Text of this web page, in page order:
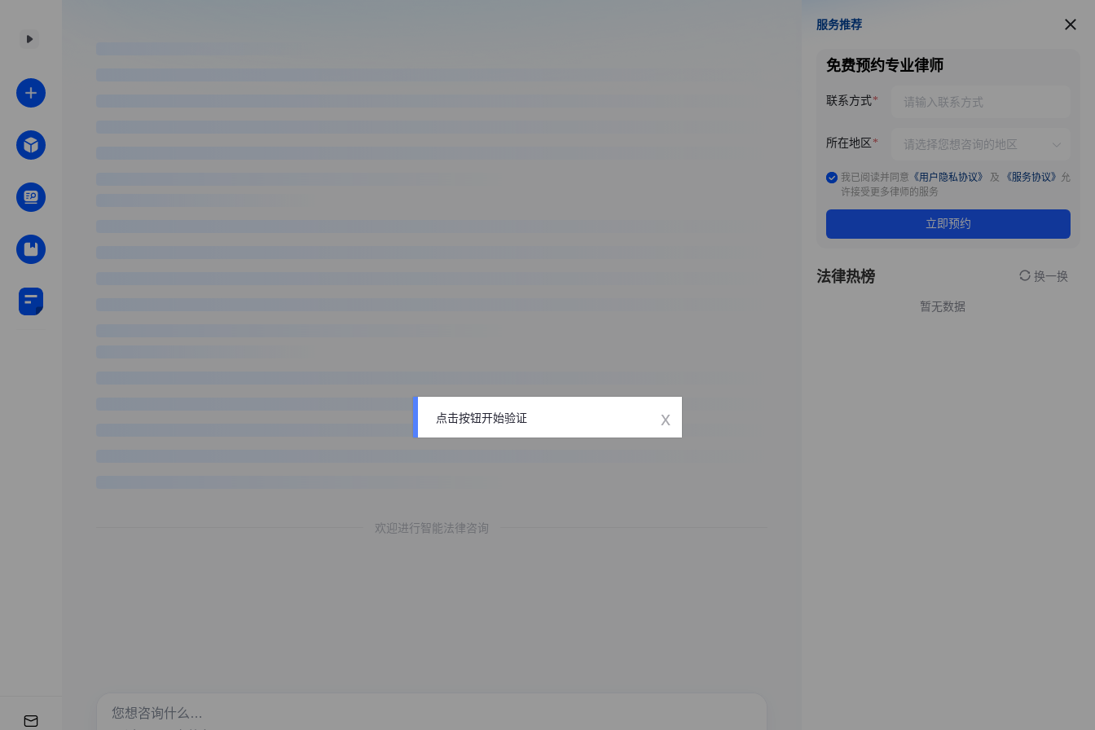
欢迎进行智能法律咨询
服务推荐
服务推荐
免费预约专业律师
联系方式
所在地区
我已阅读并同意 《用户隐私协议》 及 《服务协议》 允
许接受更多律师的服务
立即预约
法律热榜 换一换
暂无数据
点击按钮开始验证 x